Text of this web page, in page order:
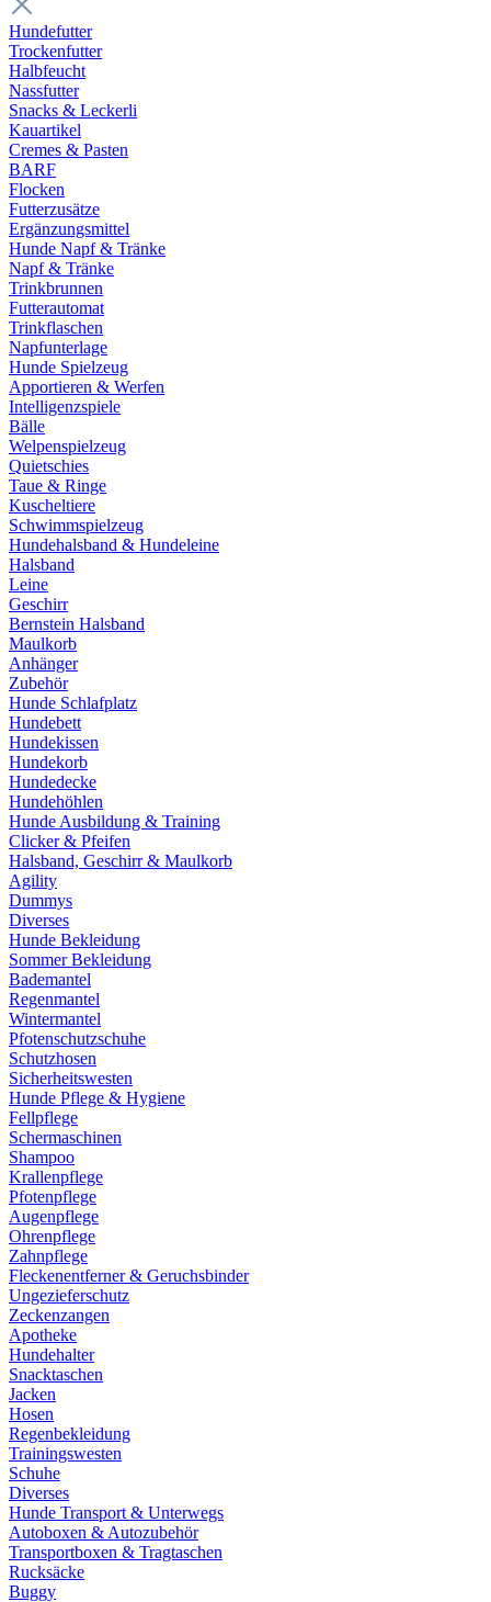
Hundefutter
Trockenfutter
Halbfeucht
Nassfutter
Snacks & Leckerli
Kauartikel
Cremes & Pasten
BARF
Flocken
Futterzusätze
Ergänzungsmittel
Hunde Napf & Tränke
Napf & Tränke
Trinkbrunnen
Futterautomat
Trinkflaschen
Napfunterlage
Hunde Spielzeug
Apportieren & Werfen
Intelligenzspiele
Bälle
Welpenspielzeug
Quietschies
Taue & Ringe
Kuscheltiere
Schwimmspielzeug
Hundehalsband & Hundeleine
Halsband
Leine
Geschirr
Bernstein Halsband
Maulkorb
Anhänger
Zubehör
Hunde Schlafplatz
Hundebett
Hundekissen
Hundekorb
Hundedecke
Hundehöhlen
Hunde Ausbildung & Training
Clicker & Pfeifen
Halsband, Geschirr & Maulkorb
Agility
Dummys
Diverses
Hunde Bekleidung
Sommer Bekleidung
Bademantel
Regenmantel
Wintermantel
Pfotenschutzschuhe
Schutzhosen
Sicherheitswesten
Hunde Pflege & Hygiene
Fellpflege
Schermaschinen
Shampoo
Krallenpflege
Pfotenpflege
Augenpflege
Ohrenpflege
Zahnpflege
Fleckenentferner & Geruchsbinder
Ungezieferschutz
Zeckenzangen
Apotheke
Hundehalter
Snacktaschen
Jacken
Hosen
Regenbekleidung
Trainingswesten
Schuhe
Diverses
Hunde Transport & Unterwegs
Autoboxen & Autozubehör
Transportboxen & Tragtaschen
Rucksäcke
Buggy